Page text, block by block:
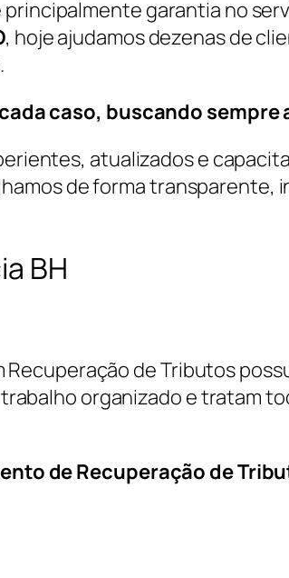
garantia no
, hoje ajudamos dezenas de
caso, buscando
atualizados e
de forma
BH
Recuperação de Tributos
organizado e tratam
de Recuperação de